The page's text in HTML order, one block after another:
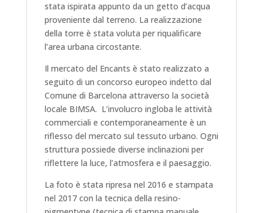
stata ispirata appunto da un getto d’acqua
proveniente dal terreno. La realizzazione
della torre è stata voluta per riqualificare
l’area urbana circostante.
Il mercato del Encants è stato realizzato a
seguito di un concorso europeo indetto dal
Comune di Barcelona attraverso la società
locale BIMSA. L’involucro ingloba le attività
commerciali e contemporaneamente è un
riflesso del mercato sul tessuto urbano. Ogni
struttura possiede diverse inclinazioni per
riflettere la luce, l’atmosfera e il paesaggio.
La foto è stata ripresa nel 2016 e stampata
nel 2017 con la tecnica della resino-